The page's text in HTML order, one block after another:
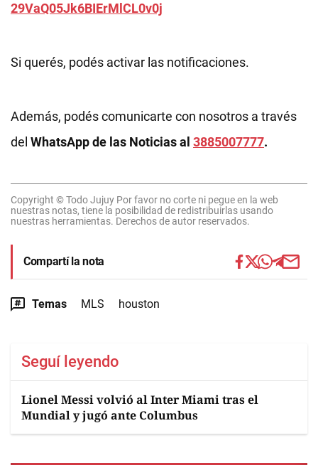
29VaQ05Jk6BIErMlCL0v0j
Si querés, podés activar las notificaciones.
Además, podés comunicarte con nosotros a través
del WhatsApp de las Noticias al 3885007777.
Copyright © Todo Jujuy Por favor no corte ni pegue en la web
nuestras notas, tiene la posibilidad de redistribuirlas usando
nuestras herramientas. Derechos de autor reservados.
Compartí la nota
Temas MLS houston
Seguí leyendo
Lionel Messi volvió al Inter Miami tras el
Mundial y jugó ante Columbus